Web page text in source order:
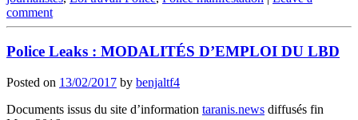
comment
Police Leaks : MODALITÉS D’EMPLOI DU LBD
Posted on 13/02/2017 by benjaltf4
Documents issus du site d’information taranis.news diffusés fin